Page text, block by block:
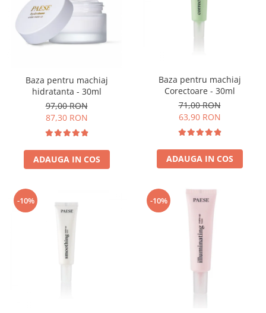
Baza pentru machiaj
hidratanta - 30ml
97,00 RON
87,30 RON
ADAUGA IN COS
Baza pentru machiaj
Corectoare - 30ml
71,00 RON
63,90 RON
ADAUGA IN COS
-10% -10%